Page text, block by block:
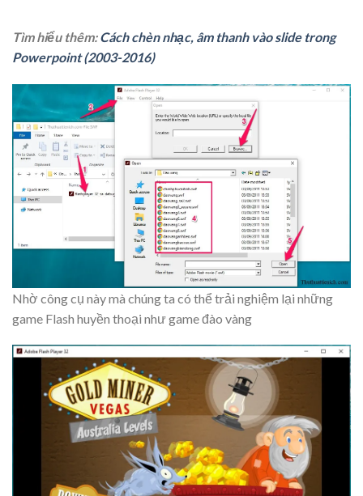
Tìm hiểu thêm:Cách chèn nhạc, âm thanh vào slide trong
Powerpoint (2003-2016)
Nhờ công cụ này mà chúng ta có thể trải nghiệm lại những
game Flash huyền thoại như game đào vàng